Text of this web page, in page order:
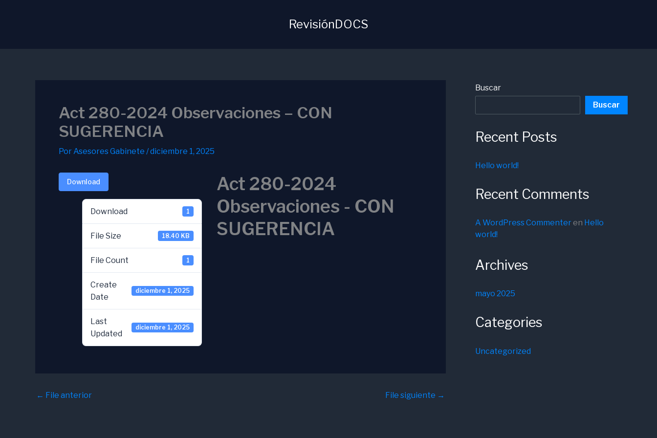
RevisiónDOCS
Act 280-2024 Observaciones – CON
SUGERENCIA
PorAsesores Gabinete /diciembre 1, 2025
Download
Download 1
File Size 18.40 KB
File Count 1
Create
Date
diciembre 1, 2025
Last
Updated
diciembre 1, 2025
Act 280-2024
Observaciones - CON
SUGERENCIA
← File anterior File siguiente →
Buscar
Buscar
Recent Posts
Hello world!
Recent Comments
A WordPress Commenteren Hello
world!
Archives
mayo 2025
Categories
Uncategorized